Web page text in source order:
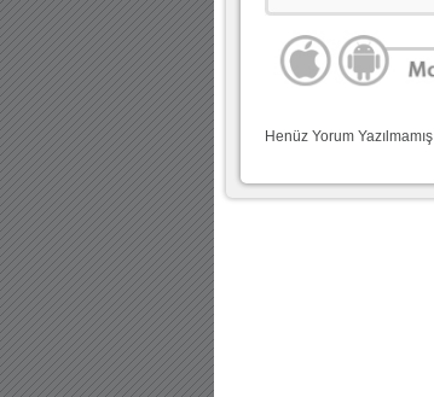
Henüz Yorum Yazılmamış